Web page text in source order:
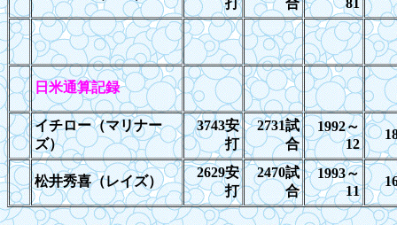
打
合
81
日米通算記録
イチロー（マリナー
ズ）
3743安
打
2731試
合
1992～
12
松井秀喜（レイズ）
2629安
打
2470試
合
1993～
11